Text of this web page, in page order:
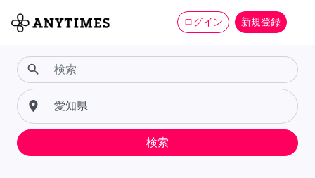
ログイン 新規登録
search
place
検索